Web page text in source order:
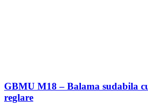
GBMU M18 – Balama sudabila
reglare